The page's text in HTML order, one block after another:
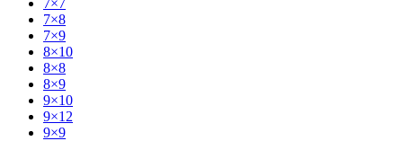
7×8
7×9
8×10
8×8
8×9
9×10
9×12
9×9